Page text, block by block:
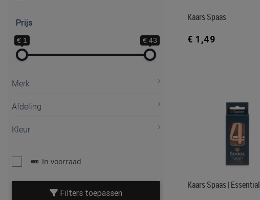
Prijs
€ 1 € 43
Merk
Afdeling
Kleur
In voorraad
Filters toepassen
Kaars Spaas
€ 1,49
Kaars Spaas | Essential